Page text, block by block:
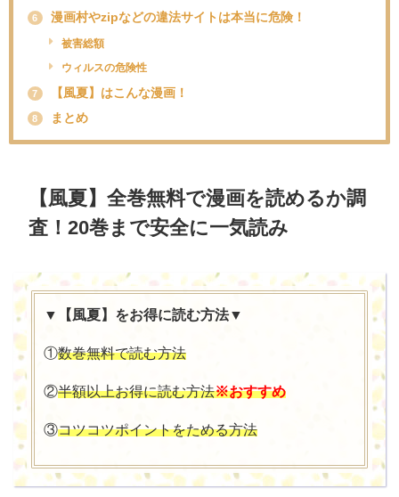
6 漫画村やzipなどの違法サイトは本当に危険！
被害総額
ウィルスの危険性
7 【風夏】はこんな漫画！
8 まとめ
【風夏】全巻無料で漫画を読めるか調
査！20巻まで安全に一気読み
▼【風夏】をお得に読む方法▼
①数巻無料で読む方法
②半額以上お得に読む方法※おすすめ
③コツコツポイントをためる方法